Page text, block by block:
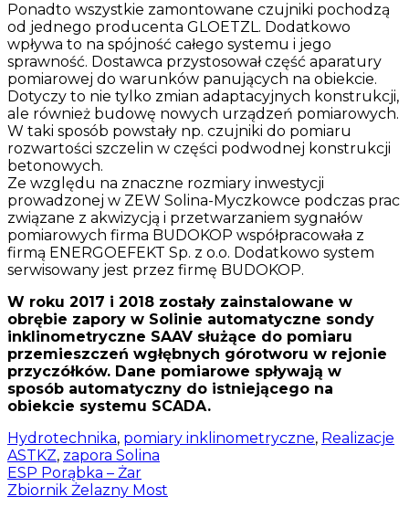
Ponadto wszystkie zamontowane czujniki pochodzą
od jednego producenta GLOETZL. Dodatkowo
wpływa to na spójność całego systemu i jego
sprawność. Dostawca przystosował część aparatury
pomiarowej do warunków panujących na obiekcie.
Dotyczy to nie tylko zmian adaptacyjnych konstrukcji,
ale również budowę nowych urządzeń pomiarowych.
W taki sposób powstały np. czujniki do pomiaru
rozwartości szczelin w części podwodnej konstrukcji
betonowych.
Ze względu na znaczne rozmiary inwestycji
prowadzonej w ZEW Solina-Myczkowce podczas prac
związane z akwizycją i przetwarzaniem sygnałów
pomiarowych firma BUDOKOP współpracowała z
firmą ENERGOEFEKT Sp. z o.o. Dodatkowo system
serwisowany jest przez firmę BUDOKOP.
W roku 2017 i 2018 zostały zainstalowane w
obrębie zapory w Solinie automatyczne sondy
inklinometryczne SAAV służące do pomiaru
przemieszczeń wgłębnych górotworu w rejonie
przyczółków. Dane pomiarowe spływają w
sposób automatyczny do istniejącego na
obiekcie systemu SCADA.
Hydrotechnika, pomiary inklinometryczne, Realizacje
ASTKZ, zapora Solina
Nawigacja
wpisu
ESP Porąbka – Żar
Zbiornik Żelazny Most